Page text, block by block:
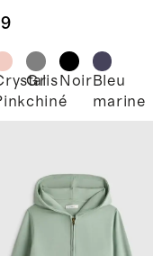
Gris
chiné
Noir Bleu
marine